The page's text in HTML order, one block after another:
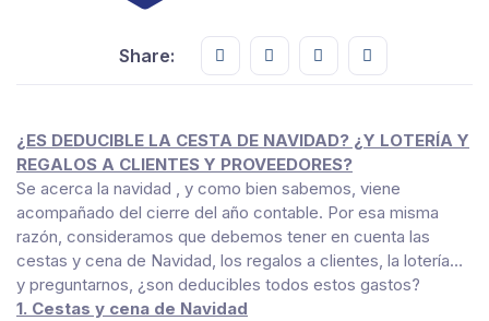
Share: Share this on FaceBook
Share this on Twitter
Share this on GMail
Share this on
¿ES DEDUCIBLE LA CESTA DE NAVIDAD? ¿Y LOTERÍA Y
REGALOS A CLIENTES Y PROVEEDORES?
Se acerca la navidad , y como bien sabemos, viene
acompañado del cierre del año contable. Por esa misma
razón, consideramos que debemos tener en cuenta las
cestas y cena de Navidad, los regalos a clientes, la lotería…
y preguntarnos, ¿son deducibles todos estos gastos?
1. Cestas y cena de Navidad